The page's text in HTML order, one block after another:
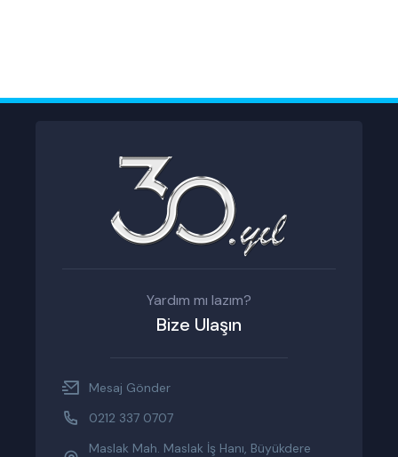
Yardım mı lazım?
Bize Ulaşın
Mesaj Gönder
0212 337 0707
Maslak Mah. Maslak İş Hanı, Büyükdere